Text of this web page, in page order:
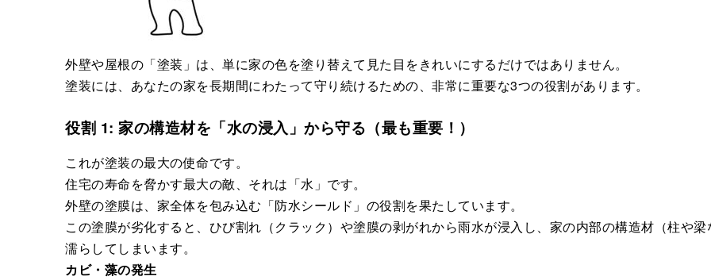
外壁や屋根の「塗装」は、単に家の色を塗り替えて見た目をきれいにするだけではありません。
塗装には、あなたの家を長期間にわたって守り続けるための、非常に重要な3つの役割があります。
役割 1: 家の構造材を「水の浸入」から守る（最も重要！）
これが塗装の最大の使命です。
住宅の寿命を脅かす最大の敵、それは「水」です。
外壁の塗膜は、家全体を包み込む「防水シールド」の役割を果たしています。
この塗膜が劣化すると、ひび割れ（クラック）や塗膜の剥がれから雨水が浸入し、家の内部の構造材（柱や梁
濡らしてしまいます。
カビ・藻の発生